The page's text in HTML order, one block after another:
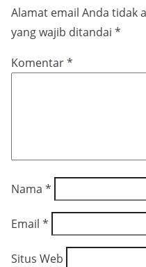
Alamat email Anda tidak
yang wajib ditandai *
Komentar*
Nama *
Email *
Situs Web